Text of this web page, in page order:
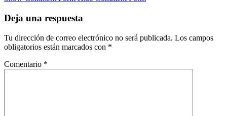
Deja una respuesta
Tu dirección de correo electrónico no será publicada. Los campos
obligatorios están marcados con *
Comentario *